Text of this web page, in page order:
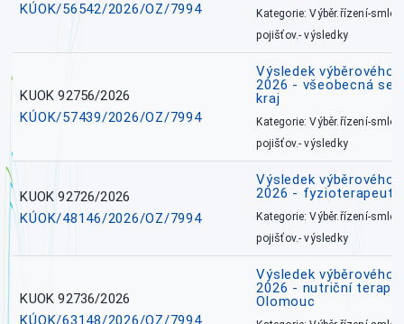
KÚOK/56542/2026/OZ/7994
Kategorie: Výběr.řízení-
pojišťov.- výsledky
KUOK 92756/2026
KÚOK/57439/2026/OZ/7994
Výsledek výběrového
2026 - všeobecná
kraj
Kategorie: Výběr.řízení-
pojišťov.- výsledky
KUOK 92726/2026
KÚOK/48146/2026/OZ/7994
Výsledek výběrového
2026 - fyzioterapeut,
Kategorie: Výběr.řízení-
pojišťov.- výsledky
KUOK 92736/2026
KÚOK/63148/2026/OZ/7994
Výsledek výběrového
2026 - nutriční
Olomouc